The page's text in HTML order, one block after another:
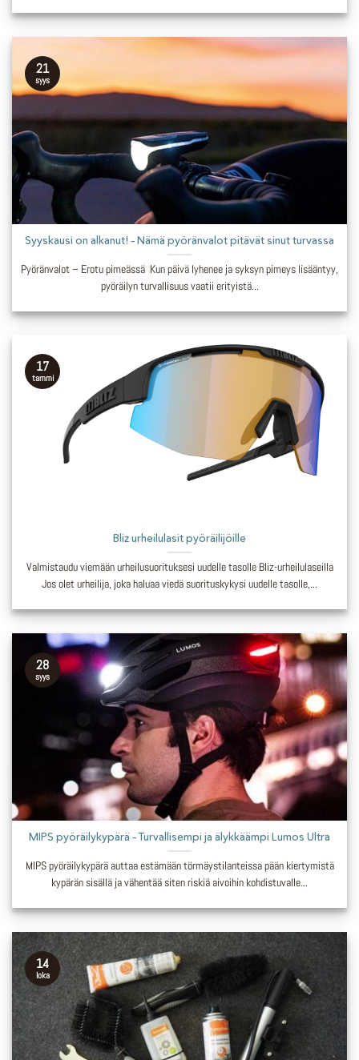
Syyskausi on alkanut! – Nämä pyöränvalot pitävät sinut turvassa
Pyöränvalot – Erotu pimeässä Kun päivä lyhenee ja syksyn pimeys lisääntyy,
pyöräilyn turvallisuus vaatii erityistä...
21
syys
Bliz urheilulasit pyöräilijöille
Valmistaudu viemään urheilusuorituksesi uudelle tasolle Bliz-urheilulaseilla
Jos olet urheilija, joka haluaa viedä suorituskykysi uudelle tasolle,...
17
tammi
MIPS pyöräilykypärä – Turvallisempi ja älykkäämpi Lumos Ultra
MIPS pyöräilykypärä auttaa estämään törmäystilanteissa pään kiertymistä
kypärän sisällä ja vähentää siten riskiä aivoihin kohdistuvalle...
28
syys
14
loka